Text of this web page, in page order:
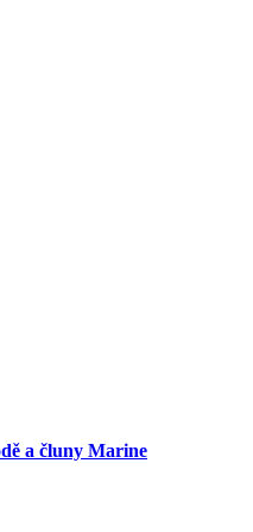
a čluny Marine